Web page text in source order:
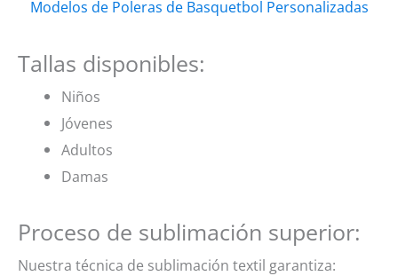
Modelos de Poleras de Basquetbol Personalizadas
Tallas disponibles:
Niños
Jóvenes
Adultos
Damas
Proceso de sublimación superior:
Nuestra técnica de sublimación textil garantiza: